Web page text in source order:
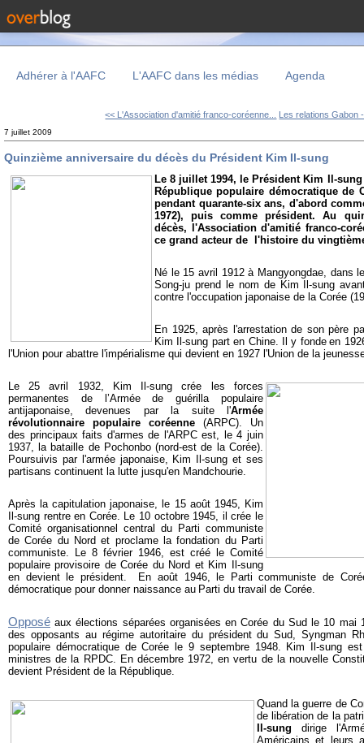
Adhérer à l'AAFC L'AAFC dans les médias Agenda
<< L'Association d'amitié franco-coréenne... Les relations Gabon
7 juillet 2009
Quinzième anniversaire du décès du Président Kim Il-sung
Le 8 juillet 1994, le Président Kim Il-
République populaire démocratique de
pendant quarante-six ans, d'abord
1972), puis comme président. Au
décès, l'Association d'amitié franco-
ce grand acteur de l'histoire du
Né le 15 avril 1912 à Mangyongdae, dans
Song-ju prend le nom de Kim Il-sung
contre l'occupation japonaise de la Corée
En 1925, après l'arrestation de son père
Kim Il-sung part en Chine. Il y fonde en
l'Union pour abattre l'impérialisme qui devient en 1927 l'Union de la
Le 25 avril 1932, Kim Il-sung crée les forces
permanentes de l’Armée de guérilla populaire
antijaponaise, devenues par la suite l'Armée
révolutionnaire populaire coréenne (ARPC). Un
des principaux faits d'armes de l'ARPC est, le 4 juin
1937, la bataille de Pochonbo (nord-est de la Corée).
Poursuivis par l'armée japonaise, Kim Il-sung et ses
partisans continuent la lutte jusqu'en Mandchourie.
Après la capitulation japonaise, le 15 août 1945, Kim
Il-sung rentre en Corée. Le 10 octobre 1945, il crée le
Comité organisationnel central du Parti communiste
de Corée du Nord et proclame la fondation du Parti
communiste. Le 8 février 1946, est créé le Comité
populaire provisoire de Corée du Nord et Kim Il-sung
en devient le président.
En août 1946, le Parti communiste de
démocratique pour donner naissance au Parti du travail de Corée.
Opposé aux élections séparées organisées en Corée du Sud le 10 mai
des opposants au régime autoritaire du président du Sud, Syngman
populaire démocratique de Corée le 9 septembre 1948. Kim Il-sung
ministres de la RPDC. En décembre 1972, en vertu de la nouvelle
devient Président de la République.
Quand la guerre de
de libération de la
Il-sung dirige
Américains et leurs